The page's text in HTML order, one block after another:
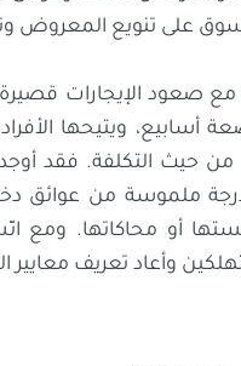
على تنويع المعروض
أسابيع، ويتيحها
من حيث التكلفة. فقد
ملموسة من عوائق
أو محاكاتها. ومع
وأعاد تعريف معايير